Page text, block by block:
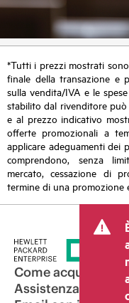
*Tutti i prezzi mostrati
finale della transazione e
sulla vendita/IVA e le
stabilito dal rivenditore
e al prezzo indicativo
offerte promozionali a
applicare adeguamenti dei
comprendono, senza
mercato, cessazione di
termine di una promozione
Come acquistare
Assistenza per i